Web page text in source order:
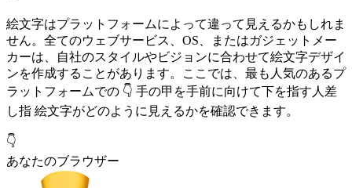
絵文字はプラットフォームによって違って見えるかもしれま
せん。全てのウェブサービス、OS、またはガジェットメー
カーは、自社のスタイルやビジョンに合わせて絵文字デザイ
ンを作成することがあります。ここでは、最も人気のあるプ
ラットフォームでの 👇 手の甲を手前に向けて下を指す人差
し指 絵文字がどのように見えるかを確認できます。
👇
あなたのブラウザー